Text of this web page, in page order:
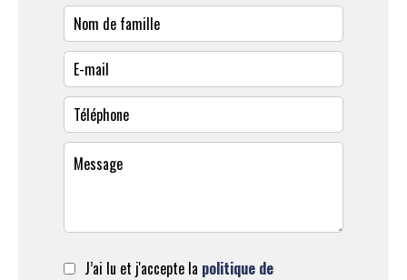
J’ai lu et j'accepte la politique de